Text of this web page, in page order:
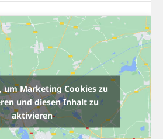
um Marketing Cookies zu
und diesen Inhalt zu
aktivieren